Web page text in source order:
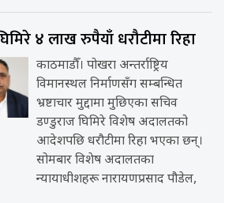
४ लाख रुपैयाँ धरौटीमा रिहा
काठमाडौँ। पोखरा अन्तर्राष्ट्रिय
विमानस्थल निर्माणसँग सम्बन्धित
भ्रष्टाचार मुद्दामा मुछिएका सचिव
डण्डुराज घिमिरे विशेष अदालतको
आदेशपछि धरौटीमा रिहा भएका छन्।
सोमबार विशेष अदालतका
न्यायाधीशहरू नारायणप्रसाद पौडेल,